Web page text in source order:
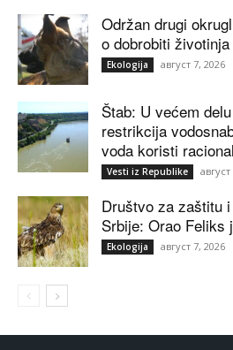
Održan drugi
o dobrobiti životinja
Ekologija август 7, 2026
Štab: U većem
restrikcija
voda koristi
Vesti iz Republike
Društvo za zaštitu
Srbije: Orao Feliks
Ekologija август 7, 2026